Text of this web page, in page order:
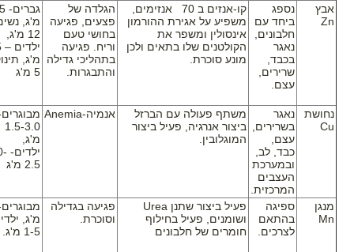
אבץ
Zn
נספג
ביחד עם
חלבונים,
נאגר
בכבד,
שרירים,
עצם.
קו-אנזים ב 70 אנזימים,
משפיע על אגירת ההורמון
אינסולין ומשפר את
הקולטנים שלו בתאים ולכן
מונע סוכרת.
הגלדה של
פצעים, פגיעה
בחושי טעם
וריח. פגיעה
בתהליכי גדילה
והתבגרות.
מ'ג,
12 מ'ג,
מ'ג,
5 מ'ג
נחושת
Cu
נאגר
בשרירים,
עצם,
כבד, לב,
ובמערכת
העצבים
המרכזית.
משתף פעולה עם הברזל
ביצור אנרגיה, פעיל ביצור
המוגלובין.
אנמיה-Anemia
1.5-3.0
2.5 מ'ג
מנגן
Mn
ספיגה
בהתאם
לצרכים.
פעיל ביצור שתנןUrea
ושומנים, פעיל בחילוף
חומרים של חלבונים
פגיעה בגדילה
וסוכרת.
מ'ג,
1-5 מ'ג.